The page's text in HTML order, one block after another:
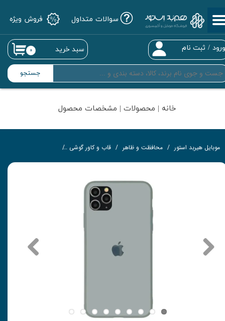
جستجو
/ ثبت نام
حساب کاربری من
تغییر گذر واژه
سفارشات
خروج از حساب کاربری
۰ سبد خرید
سوالات متداول فروش ویژه
خانه | محصولات | مشخصات محصول
موبایل هیربد استور محافظت و ظاهر قاب و کاور گوشی